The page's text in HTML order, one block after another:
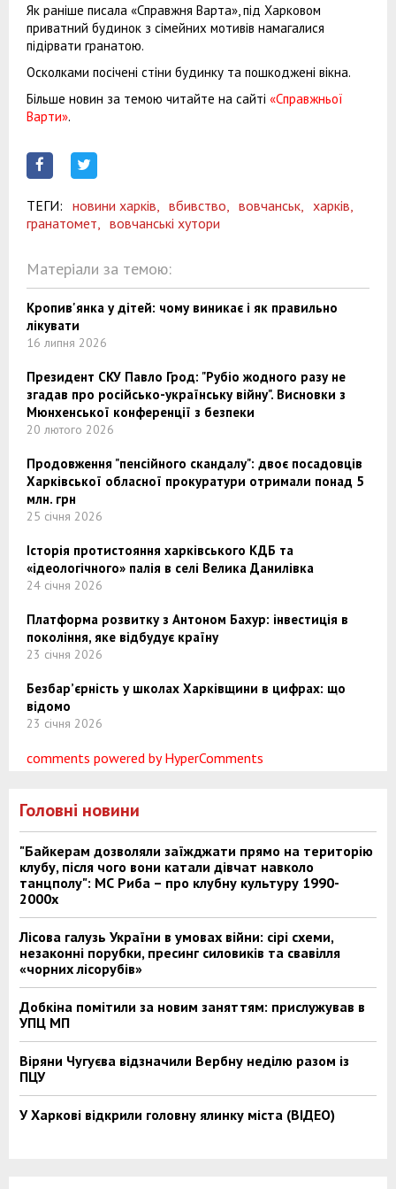
Як раніше писала «Справжня Варта», під Харковом
приватний будинок з сімейних мотивів намагалися
підірвати гранатою.
Осколками посічені стіни будинку та пошкоджені вікна.
Більше новин за темою читайте на сайті «Справжньої
Варти».
ТЕГИ: новини харків, вбивство, вовчанськ,
харків,
гранатомет,
вовчанські хутори
Матеріали за темою:
Кропив'янка у дітей: чому виникає і як правильно
лікувати
16 липня 2026
Президент СКУ Павло Грод: "Рубіо жодного разу не
згадав про російсько-українську війну". Висновки з
Мюнхенської конференції з безпеки
20 лютого 2026
Продовження "пенсійного скандалу": двоє посадовців
Харківської обласної прокуратури отримали понад 5
млн. грн
25 січня 2026
Історія протистояння харківського КДБ та
«ідеологічного» палія в селі Велика Данилівка
24 січня 2026
Платформа розвитку з Антоном Бахур: інвестиція в
покоління, яке відбудує країну
23 січня 2026
Безбар’єрність у школах Харківщини в цифрах: що
відомо
23 січня 2026
comments powered by HyperComments
Головні новини
"Байкерам дозволяли заїжджати прямо на територію
клубу, після чого вони катали дівчат навколо
танцполу": МС Риба – про клубну культуру 1990-
2000х
Лісова галузь України в умовах війни: сірі схеми,
незаконні порубки, пресинг силовиків та свавілля
«чорних лісорубів»
Добкіна помітили за новим заняттям: прислужував в
УПЦ МП
Віряни Чугуєва відзначили Вербну неділю разом із
ПЦУ
У Харкові відкрили головну ялинку міста (ВІДЕО)